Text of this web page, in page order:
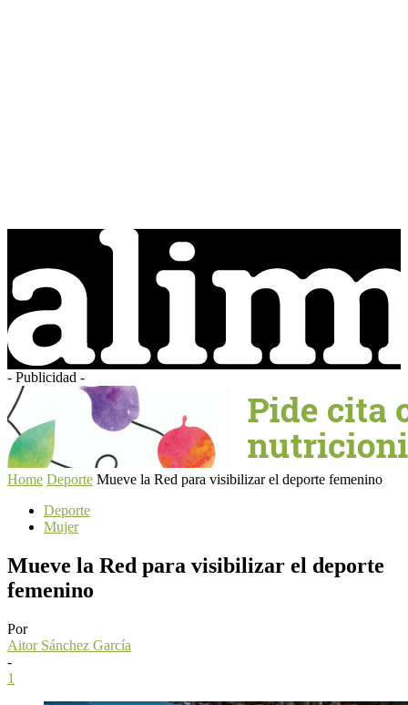
- Publicidad -
Home Deporte Mueve la Red para visibilizar el deporte femenino
Deporte
Mujer
Mueve la Red para visibilizar el deporte
femenino
Por
Aitor Sánchez García
-
1